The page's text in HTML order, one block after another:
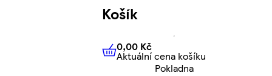
Košík
0,00 KčAktuální cena košíku
0,00 Kč
Aktuální cena košíku
Pokladna